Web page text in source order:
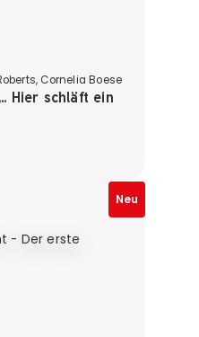
Cornelia Boese
Hier schläft ein
Neu